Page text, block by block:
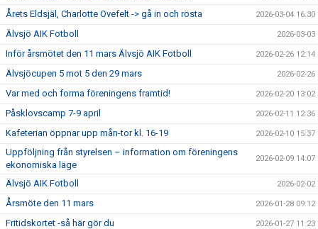
Årets Eldsjäl, Charlotte Ovefelt -> gå in och rösta 2026-03-04 16:30
Älvsjö AIK Fotboll 2026-03-03
Inför årsmötet den 11 mars Älvsjö AIK Fotboll 2026-02-26 12:14
Älvsjöcupen 5 mot 5 den 29 mars 2026-02-26
Var med och forma föreningens framtid! 2026-02-20 13:02
Påsklovscamp 7-9 april 2026-02-11 12:36
Kafeterian öppnar upp mån-tor kl. 16-19 2026-02-10 15:37
Uppföljning från styrelsen – information om föreningens
ekonomiska läge
2026-02-09 14:07
Älvsjö AIK Fotboll 2026-02-02
Årsmöte den 11 mars 2026-01-28 09:12
Fritidskortet -så här gör du 2026-01-27 11:23